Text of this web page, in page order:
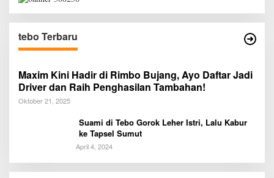
tebo Terbaru
Maxim Kini Hadir di Rimbo Bujang, Ayo Daftar Jadi
Driver dan Raih Penghasilan Tambahan!
Oktober 21, 2025
Suami di Tebo Gorok Leher Istri, Lalu Kabur
ke Tapsel Sumut
April 4, 2024